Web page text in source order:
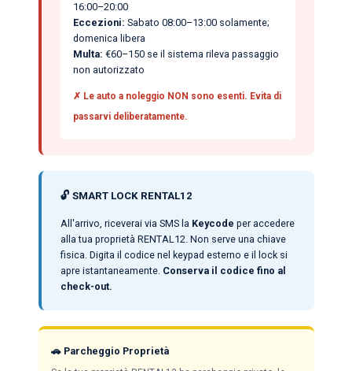
16:00–20:00
Eccezioni: Sabato 08:00–13:00 solamente;
domenica libera
Multa: €60–150 se il sistema rileva passaggio
non autorizzato
✗ Le auto a noleggio NON sono esenti. Evita di
passarvi deliberatamente.
🔓 SMART LOCK RENTAL12
All'arrivo, riceverai via SMS la Keycode per accedere
alla tua proprietà RENTAL12. Non serve una chiave
fisica. Digita il codice nel keypad esterno e il lock si
apre istantaneamente. Conserva il codice fino al
check-out.
🚗 Parcheggio Proprietà